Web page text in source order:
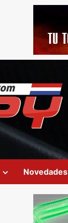
Novedades